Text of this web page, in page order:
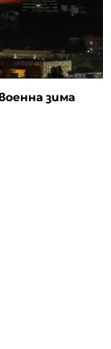
зима